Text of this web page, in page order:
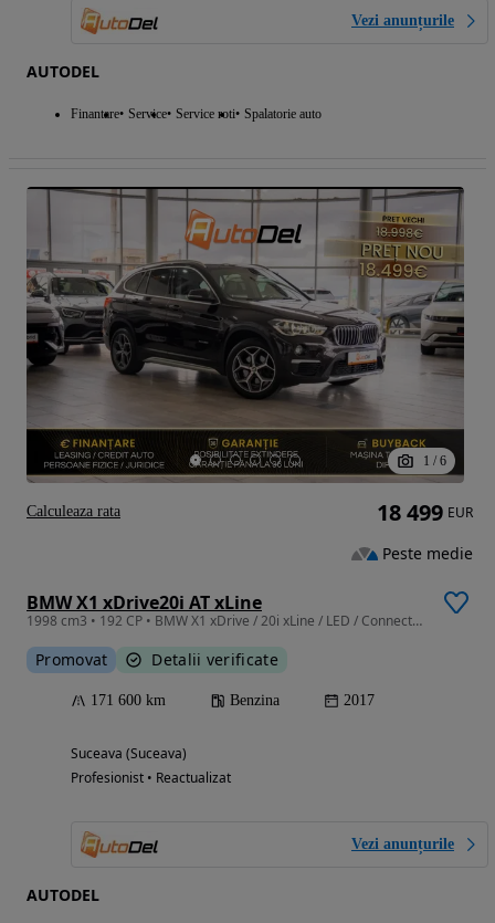
Vezi anunțurile
AUTODEL
Finantare Service Service roti Spalatorie auto
1 / 6
BMW X1 xDrive20i AT xLine
1998 cm3 • 192 CP • BMW X1 xDrive / 20i xLine / LED / ConnectedDrive / Start-Stop
Promovat Detalii verificate
171 600 km Benzina 2017
Suceava (Suceava)
Profesionist • Reactualizat
Vezi anunțurile
AUTODEL
18 499 EUR
Peste medie
Calculeaza rata